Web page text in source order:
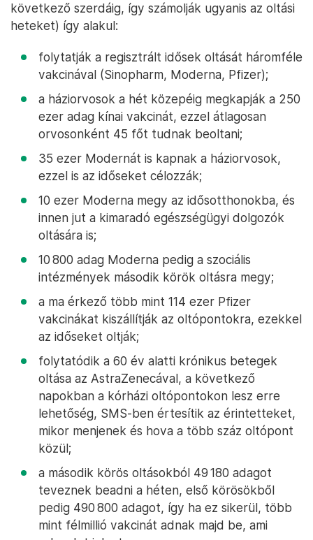
következő szerdáig, így számolják ugyanis az oltási
heteket) így alakul:
folytatják a regisztrált idősek oltását háromféle
vakcinával (Sinopharm, Moderna, Pfizer);
a háziorvosok a hét közepéig megkapják a 250
ezer adag kínai vakcinát, ezzel átlagosan
orvosonként 45 főt tudnak beoltani;
35 ezer Modernát is kapnak a háziorvosok,
ezzel is az időseket célozzák;
10 ezer Moderna megy az idősotthonokba, és
innen jut a kimaradó egészségügyi dolgozók
oltására is;
10 800 adag Moderna pedig a szociális
intézmények második körök oltásra megy;
a ma érkező több mint 114 ezer Pfizer
vakcinákat kiszállítják az oltópontokra, ezekkel
az időseket oltják;
folytatódik a 60 év alatti krónikus betegek
oltása az AstraZenecával, a következő
napokban a kórházi oltópontokon lesz erre
lehetőség, SMS-ben értesítik az érintetteket,
mikor menjenek és hova a több száz oltópont
közül;
a második körös oltásokból 49 180 adagot
teveznek beadni a héten, első körösökből
pedig 490 800 adagot, így ha ez sikerül, több
mint félmillió vakcinát adnak majd be, ami